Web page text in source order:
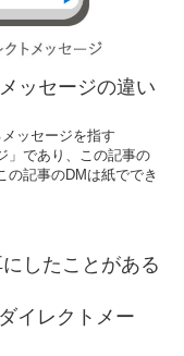
ッセージの違い
ッセージを指す
」であり、この記事の
の記事のDMは紙ででき
したことがある
イレクトメー